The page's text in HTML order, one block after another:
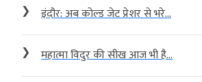
❯ इंदौर: अब कोल्ड जेट प्रेशर से भरे...
❯ महात्मा विदुर की सीख आज भी है...